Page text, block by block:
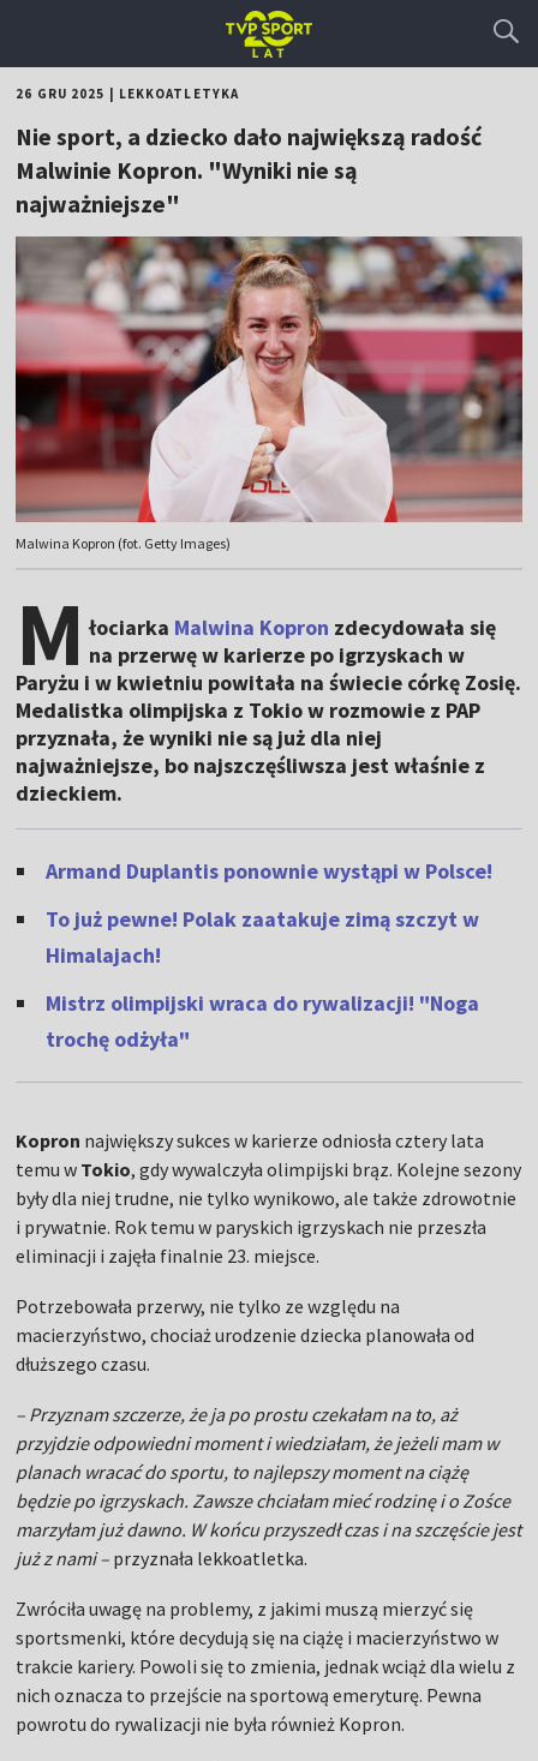
26 GRU 2025 LEKKOATLETYKA
Nie sport, a dziecko dało największą radość
Malwinie Kopron. "Wyniki nie są
najważniejsze"
Malwina Kopron (fot. Getty Images)
M łociarka Malwina Kopron zdecydowała się
na przerwę w karierze po igrzyskach w
Paryżu i w kwietniu powitała na świecie córkę Zosię.
Medalistka olimpijska z Tokio w rozmowie z PAP
przyznała, że wyniki nie są już dla niej
najważniejsze, bo najszczęśliwsza jest właśnie z
dzieckiem.
Armand Duplantis ponownie wystąpi w Polsce!
To już pewne! Polak zaatakuje zimą szczyt w
Himalajach!
Mistrz olimpijski wraca do rywalizacji! "Noga
trochę odżyła"
Kopron największy sukces w karierze odniosła cztery lata
temu w Tokio, gdy wywalczyła olimpijski brąz. Kolejne sezony
były dla niej trudne, nie tylko wynikowo, ale także zdrowotnie
i prywatnie. Rok temu w paryskich igrzyskach nie przeszła
eliminacji i zajęła finalnie 23. miejsce.
Potrzebowała przerwy, nie tylko ze względu na
macierzyństwo, chociaż urodzenie dziecka planowała od
dłuższego czasu.
– Przyznam szczerze, że ja po prostu czekałam na to, aż
przyjdzie odpowiedni moment i wiedziałam, że jeżeli mam w
planach wracać do sportu, to najlepszy moment na ciążę
będzie po igrzyskach. Zawsze chciałam mieć rodzinę i o Zośce
marzyłam już dawno. W końcu przyszedł czas i na szczęście jest
już z nami – przyznała lekkoatletka.
Zwróciła uwagę na problemy, z jakimi muszą mierzyć się
sportsmenki, które decydują się na ciążę i macierzyństwo w
trakcie kariery. Powoli się to zmienia, jednak wciąż dla wielu z
nich oznacza to przejście na sportową emeryturę. Pewna
powrotu do rywalizacji nie była również Kopron.